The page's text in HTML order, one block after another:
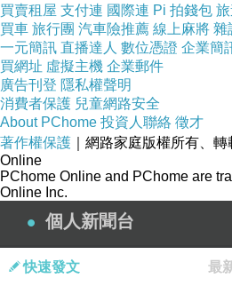
買賣租屋 支付連 國際連 Pi 拍錢包
買車 旅行團 汽車險推薦 線上麻將 雜
一元簡訊 直播達人 數位憑證 企業簡
買網址 虛擬主機 企業郵件
廣告刊登 隱私權聲明
消費者保護 兒童網路安全
About PChome 投資人聯絡 徵才
著作權保護 ｜網路家庭版權所有、轉
Online
PChome Online and PChome are
Online Inc.
個人新聞台
快速發文 最